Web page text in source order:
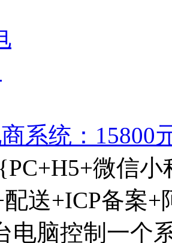
系统：15800
微信
送+ICP备案
电脑控制一个